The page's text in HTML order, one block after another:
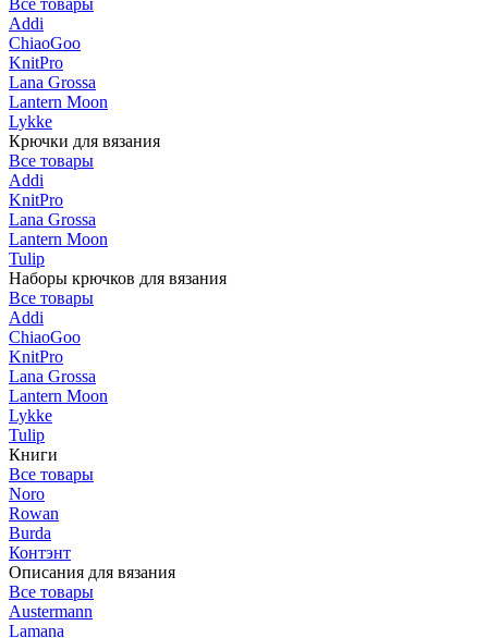
Addi
ChiaoGoo
KnitPro
Lana Grossa
Lantern Moon
Lykke
Крючки для вязания
Все товары
Addi
KnitPro
Lana Grossa
Lantern Moon
Tulip
Наборы крючков для вязания
Все товары
Addi
ChiaoGoo
KnitPro
Lana Grossa
Lantern Moon
Lykke
Tulip
Книги
Все товары
Noro
Rowan
Burda
Контэнт
Описания для вязания
Все товары
Austermann
Lamana